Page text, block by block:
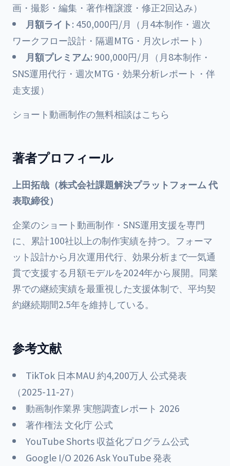
画・撮影・編集・著作権譲渡・修正2回込み）
月額ライト: 450,000円/月（月4本制作・週次
ワークフロー設計・隔週MTG・月次レポート）
月額プレミアム: 900,000円/月（月8本制作・
SNS運用代行・週次MTG・効果分析レポート・伴
走支援）
ショート動画制作の無料相談はこちら
著者プロフィール
上田拓哉（株式会社課題解決プラットフォーム 代
表取締役）
企業のショート動画制作・SNS運用支援を専門
に、累計100社以上の制作実績を持つ。フォーマ
ット設計から月次運用代行、効果分析まで一気通
貫で支援する月額モデルを2024年から展開。同業
界での継続実績を最重視した支援体制で、平均契
約継続期間2.5年を維持している。
参考文献
TikTok 日本MAU 約4,200万人 公式発表
（2025-11-27）
動画制作業界 実態調査レポート 2026
著作権法 文化庁 公式
YouTube Shorts 収益化プログラム公式
Google I/O 2026 Ask YouTube 発表